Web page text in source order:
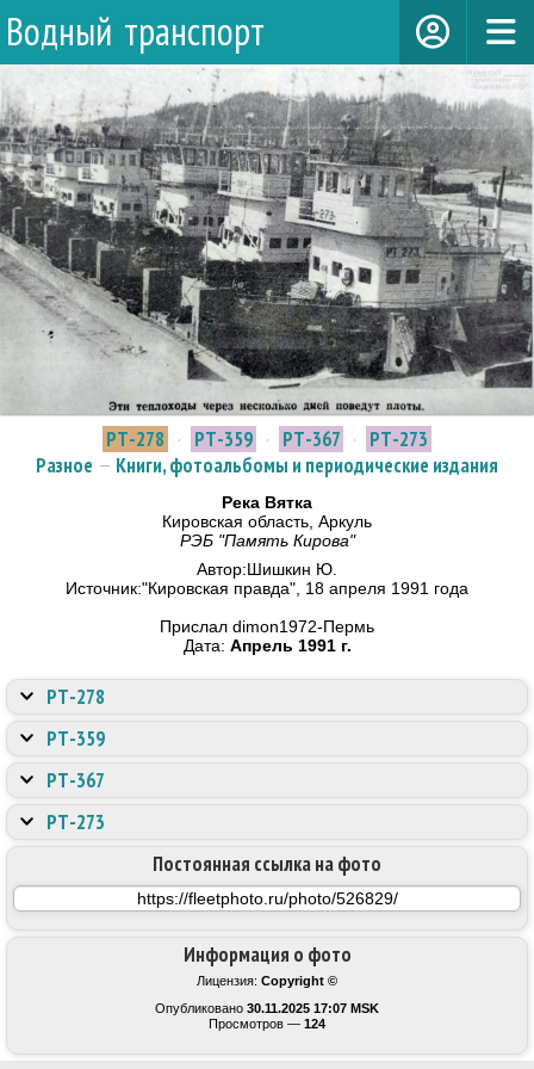
Водный транспорт
РТ-278 · РТ-359 · РТ-367 · РТ-273
Разное — Книги, фотоальбомы и периодические издания
Река Вятка
Кировская область, Аркуль
РЭБ "Память Кирова"
Автор:Шишкин Ю.
Источник:"Кировская правда", 18 апреля 1991 года
Прислал dimon1972-Пермь
Дата: Апрель 1991 г.
Информация о фото
Лицензия: Copyright ©
Опубликовано 30.11.2025 17:07 MSK
Просмотров — 124
Постоянная ссылка на фото
РТ-278
РТ-359
РТ-367
РТ-273